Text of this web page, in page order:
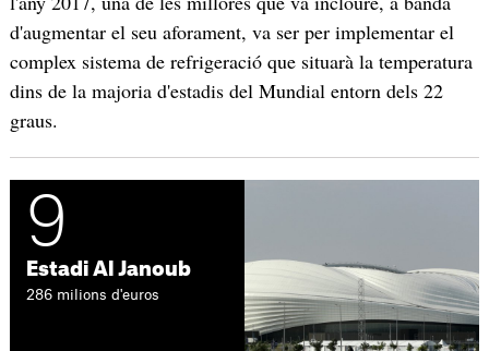
d'augmentar el seu aforament, va ser per implementar el
complex sistema de refrigeració que situarà la temperatura
dins de la majoria d'estadis del Mundial entorn dels 22
graus.
9
Estadi Al Janoub
286 milions d'euros